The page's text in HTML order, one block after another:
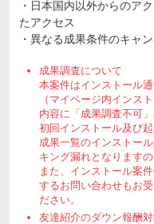
・日本国内以外からのア
たアクセス
・異なる成果条件のキャ
成果調査について
本案件はインストール
（マイページ内インス
内容に「成果調査不可
初回インストール及び
成果一覧のインストー
キング漏れとなります
また、インストール案
するお問い合わせもお
ださい。
友達紹介のダウン報酬対